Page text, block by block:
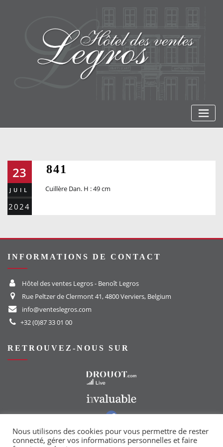
23
JUIL
2024
841
Cuillère Dan. H : 49 cm
INFORMATIONS DE CONTACT
Hôtel des ventes Legros - Benoît Legros
Rue Peltzer de Clermont 41, 4800 Verviers, Belgium
info@venteslegros.com
+32 (0)87 33 01 00
RETROUVEZ-NOUS SUR
Vers notre groupe Facebook
Nous utilisons des cookies pour vous permettre de rester
connecté, gérer vos informations personnelles et faire